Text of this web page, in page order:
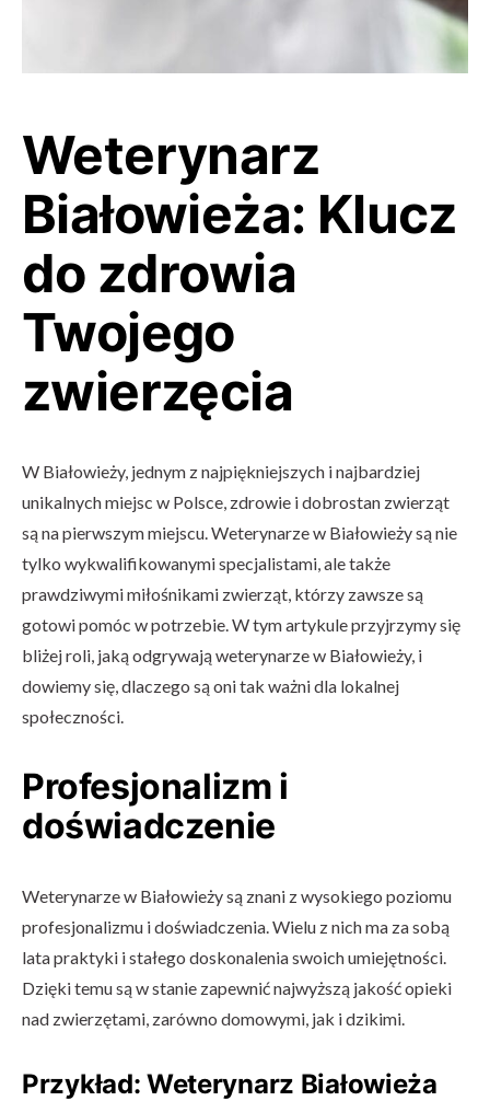
Weterynarz
Białowieża: Klucz
do zdrowia
Twojego
zwierzęcia
W Białowieży, jednym z najpiękniejszych i najbardziej
unikalnych miejsc w Polsce, zdrowie i dobrostan zwierząt
są na pierwszym miejscu. Weterynarze w Białowieży są nie
tylko wykwalifikowanymi specjalistami, ale także
prawdziwymi miłośnikami zwierząt, którzy zawsze są
gotowi pomóc w potrzebie. W tym artykule przyjrzymy się
bliżej roli, jaką odgrywają weterynarze w Białowieży, i
dowiemy się, dlaczego są oni tak ważni dla lokalnej
społeczności.
Profesjonalizm i
doświadczenie
Weterynarze w Białowieży są znani z wysokiego poziomu
profesjonalizmu i doświadczenia. Wielu z nich ma za sobą
lata praktyki i stałego doskonalenia swoich umiejętności.
Dzięki temu są w stanie zapewnić najwyższą jakość opieki
nad zwierzętami, zarówno domowymi, jak i dzikimi.
Przykład: Weterynarz Białowieża